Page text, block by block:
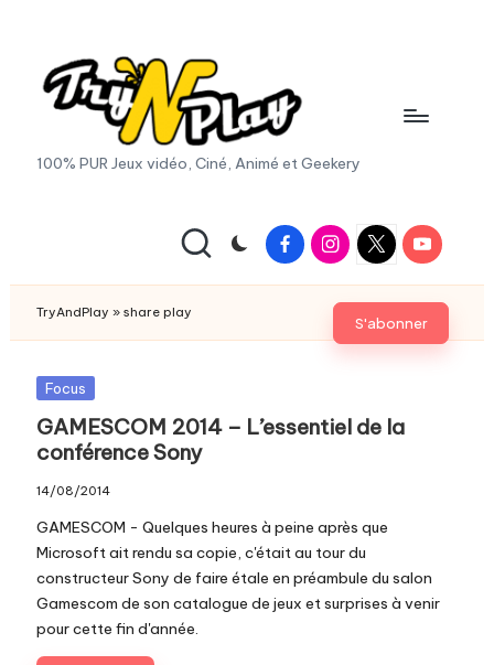
content
T
A
n
P
la
y.
c
o
m
100% PUR Jeux vidéo, Ciné, Animé et Geekery
FacebookInstagram
X
|
Twitter
Youtube
S'abonner
TryAndPlay » share play
Posted
Focus
GAMESCOM 2014 – L’essentiel de la
conférence Sony
14/08/2014
GAMESCOM - Quelques heures à peine après que
Microsoft ait rendu sa copie, c'était au tour du
constructeur Sony de faire étale en préambule du salon
Gamescom de son catalogue de jeux et surprises à venir
pour cette fin d'année.